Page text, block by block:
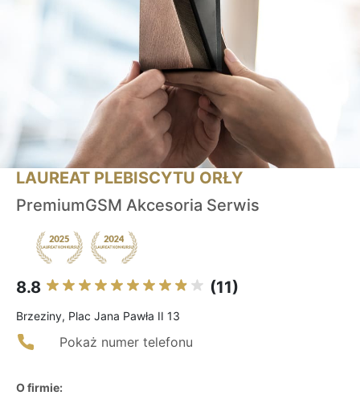
LAUREAT PLEBISCYTU ORŁY
PremiumGSM Akcesoria Serwis
8.8 (11)
Brzeziny, Plac Jana Pawła II 13
Pokaż numer telefonu
O firmie: